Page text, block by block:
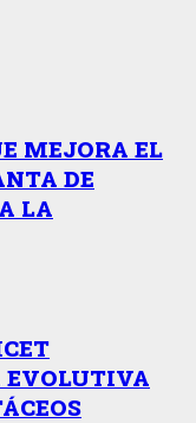
MEJORA EL
DE
LA
EVOLUTIVA